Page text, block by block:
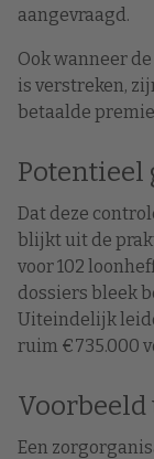
aangevraagd.
Ook wanneer
is verstreken,
betaalde
Potentieel
Dat deze
blijkt uit de
voor 102
dossiers bleek
Uiteindelijk
ruim €735.000
Een